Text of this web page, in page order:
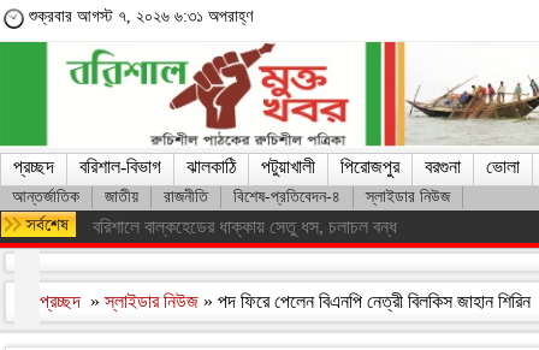
শুক্রবার আগস্ট ৭, ২০২৬ ৬:৩১ অপরাহ্ণ
প্রচ্ছদ বরিশাল-বিভাগ ঝালকাঠি পটুয়াখালী পিরোজপুর বরগুনা ভোলা
আন্তর্জাতিক জাতীয় রাজনীতি বিশেষ-প্রতিবেদন-৪ স্লাইডার নিউজ
বরিশাল বিশ্ববিদ্যালয়ে ছাত্রদল ও ছাত্রশিবিরের নেতা-কর্মীদের মধ্যে সংঘর্ষ,
প্রচ্ছদ »স্লাইডার নিউজ » পদ ফিরে পেলেন বিএনপি নেত্রী বিলকিস জাহান শিরিন